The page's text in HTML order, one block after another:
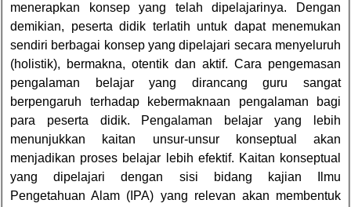
menerapkan konsep yang telah dipelajarinya. Dengan
demikian, peserta didik terlatih untuk dapat menemukan
sendiri berbagai konsep yang dipelajari secara menyeluruh
(holistik), bermakna, otentik dan aktif. Cara pengemasan
pengalaman belajar yang dirancang guru sangat
berpengaruh terhadap kebermaknaan pengalaman bagi
para peserta didik. Pengalaman belajar yang lebih
menunjukkan kaitan unsur-unsur konseptual akan
menjadikan proses belajar lebih efektif. Kaitan konseptual
yang dipelajari dengan sisi bidang kajian Ilmu
Pengetahuan Alam (IPA) yang relevan akan membentuk